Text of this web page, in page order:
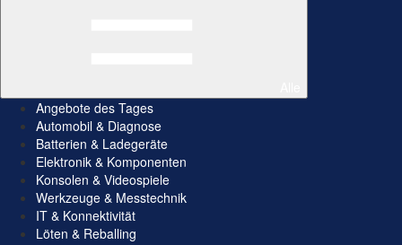
Angebote des Tages
Automobil & Diagnose
Batterien & Ladegeräte
Elektronik & Komponenten
Konsolen & Videospiele
Werkzeuge & Messtechnik
IT & Konnektivität
Löten & Reballing